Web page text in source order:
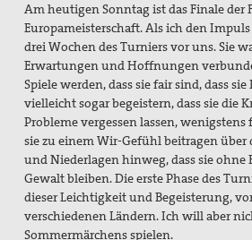
Am heutigen Sonntag ist das Finale der
Europameisterschaft. Als ich den
drei Wochen des Turniers vor uns. Sie
Erwartungen und Hoffnungen
Spiele werden, dass sie fair sind, dass
vielleicht sogar begeistern, dass sie die
Probleme vergessen lassen, wenigstens
sie zu einem Wir-Gefühl beitragen über
und Niederlagen hinweg, dass sie ohne
Gewalt bleiben. Die erste Phase des
dieser Leichtigkeit und Begeisterung,
verschiedenen Ländern. Ich will aber
Sommermärchens spielen.